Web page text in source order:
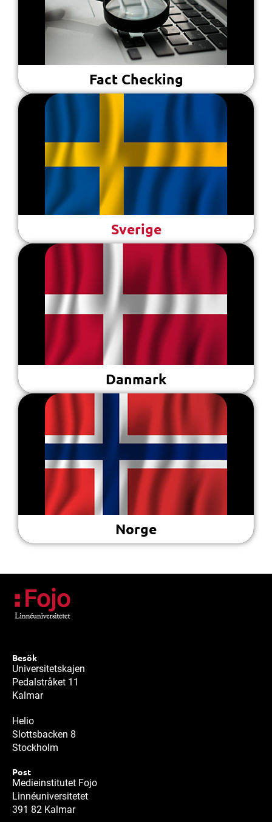
Fact Checking
Sverige
Danmark
Norge
Besök
Universitetskajen
Pedalstråket 11
Kalmar
Helio
Slottsbacken 8
Stockholm
Post
Medieinstitutet Fojo
Linnéuniversitetet
391 82 Kalmar